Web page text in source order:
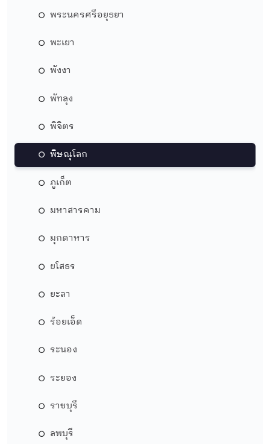
พระนครศรีอยุธยา
พะเยา
พังงา
พัทลุง
พิจิตร
พิษณุโลก
ภูเก็ต
มหาสารคาม
มุกดาหาร
ยโสธร
ยะลา
ร้อยเอ็ด
ระนอง
ระยอง
ราชบุรี
ลพบุรี